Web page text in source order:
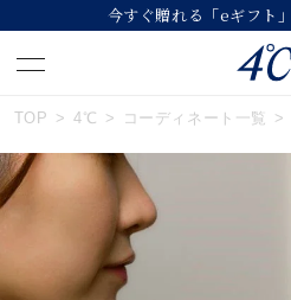
今すぐ贈れる「eギフト
人気検索キーワード
#ペア
TOP 4℃ コーディネート一覧